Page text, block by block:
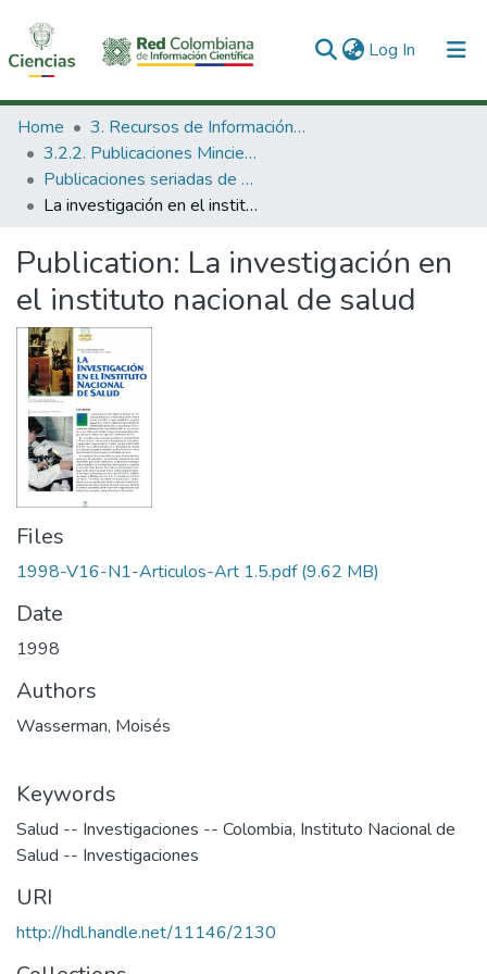
Log In (current)
Communities & Collections
All of DSpace
Statistics
Home
3. Recursos de Información Científica y Tecnológica
3.2.2. Publicaciones Minciencias
Publicaciones seriadas de Minciencias
La investigación en el instituto nacional de salud
Publication: La investigación en
el instituto nacional de salud
Files
1998-V16-N1-Articulos-Art 1.5.pdf(9.62 MB)
Date
1998
Authors
Wasserman, Moisés
Keywords
Salud -- Investigaciones -- Colombia, Instituto Nacional de
Salud -- Investigaciones
URI
http://hdl.handle.net/11146/2130